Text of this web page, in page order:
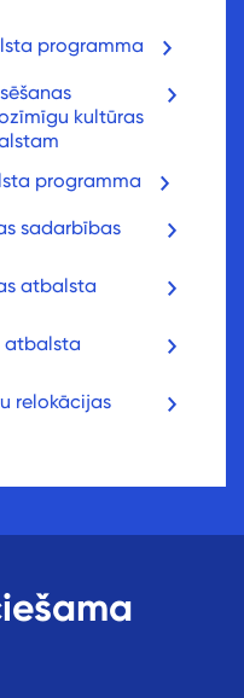
programma
kultūras
programma
sadarbības
atbalsta
atbalsta
relokācijas